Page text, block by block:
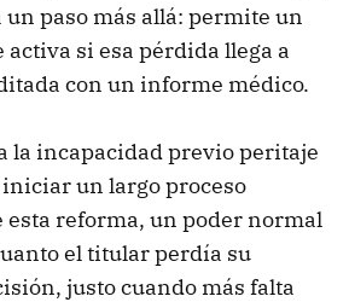
un paso más allá: permite un
activa si esa pérdida llega a
con un informe médico.
la incapacidad previo peritaje
un largo proceso
esta reforma, un poder normal
el titular perdía su
justo cuando más falta